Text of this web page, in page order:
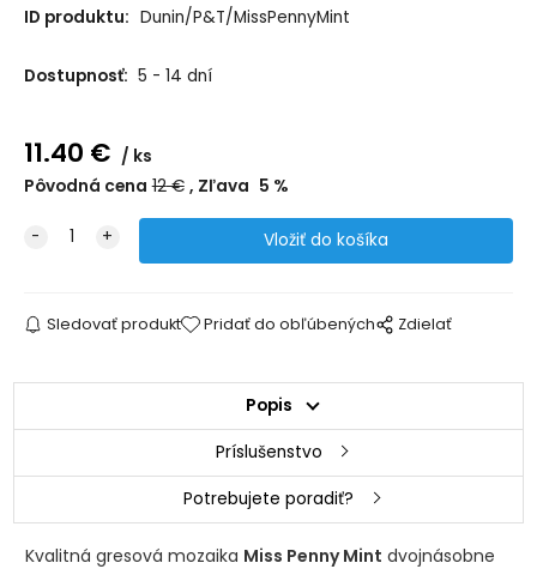
ID produktu: Dunin/P&T/MissPennyMint
Dostupnosť: 5 - 14 dní
11.40 €
ks
Pôvodná cena 12€ Zľava 5 %
Sledovať produkt Pridať do obľúbených Zdielať
Popis
Príslušenstvo
Potrebujete poradiť?
Kvalitná gresová mozaika Miss Penny Mint dvojnásobne